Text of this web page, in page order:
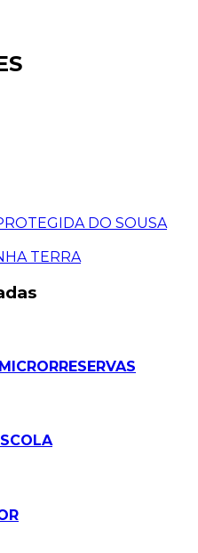
DO SOUSA
TERRA